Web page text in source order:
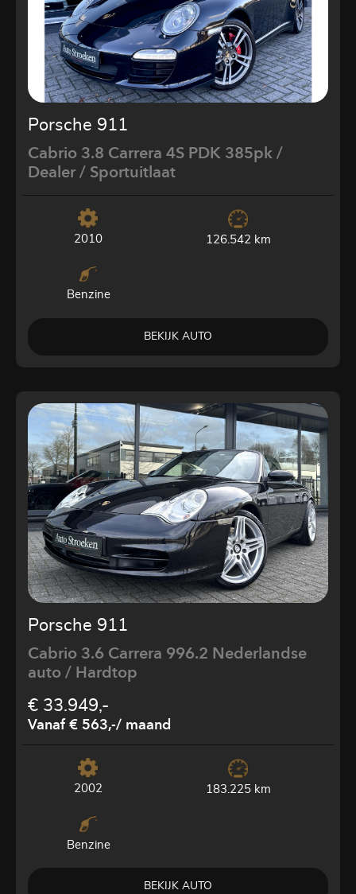
Porsche 911
Cabrio 3.8 Carrera 4S PDK 385pk /
Dealer / Sportuitlaat
2010 126.542 km
Benzine
BEKIJK AUTO
Porsche 911
Cabrio 3.6 Carrera 996.2 Nederlandse
auto / Hardtop
€ 33.949,-
Vanaf € 563,-/ maand
2002 183.225 km
Benzine
BEKIJK AUTO